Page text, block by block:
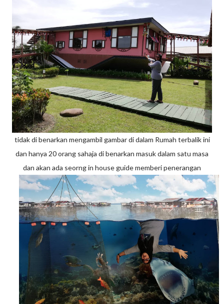
tidak di benarkan mengambil gambar di dalam Rumah terbalik ini
dan hanya 20 orang sahaja di benarkan masuk dalam satu masa
dan akan ada seorng in house guide memberi penerangan